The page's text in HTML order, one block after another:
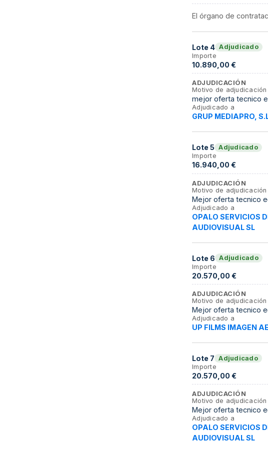
El órgano de
Lote 4 Adjudicado
Importe
10.890,00 €
ADJUDICACIÓN
Motivo de adjudicación
mejor oferta tecnico
Adjudicado a
GRUP MEDIAPRO,
Lote5 Adjudicado
Importe
16.940,00 €
ADJUDICACIÓN
Motivo de adjudicación
Mejor oferta tecnico
Adjudicado a
OPALO SERVICIOS
AUDIOVISUAL SL
Lote 6
Adjudicado
Importe
20.570,00 €
ADJUDICACIÓN
Motivo de adjudicación
Mejor oferta tecnico
Adjudicado a
UP FILMS IMAGEN
Lote 7
Adjudicado
Importe
20.570,00 €
ADJUDICACIÓN
Motivo de adjudicación
Mejor oferta tecnico
Adjudicado a
OPALO SERVICIOS
AUDIOVISUAL SL